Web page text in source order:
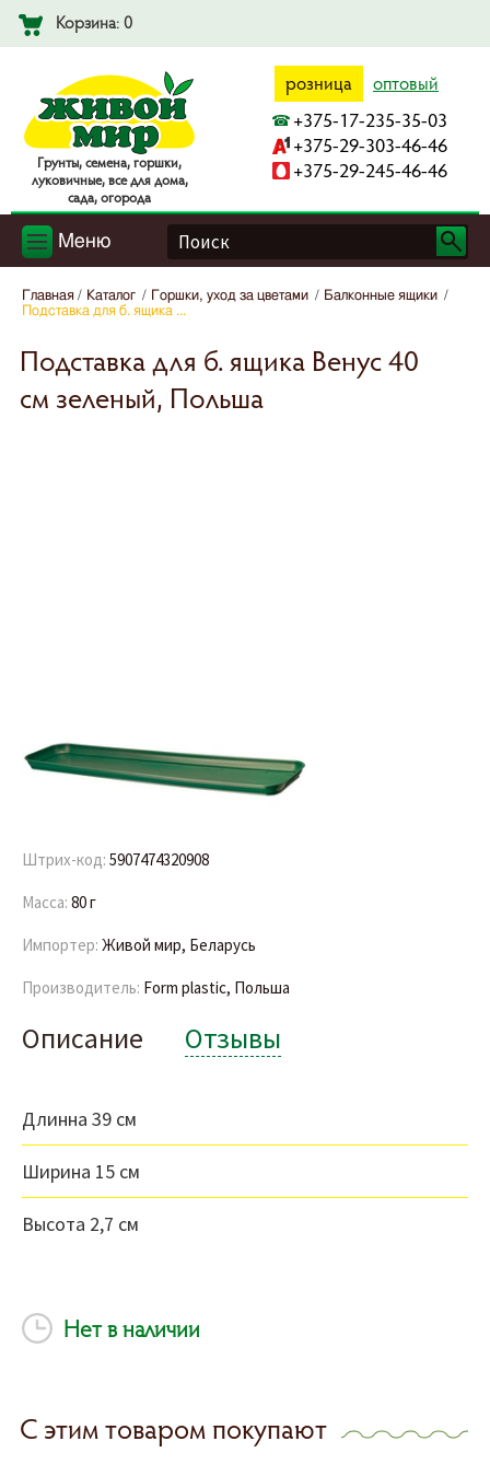
Корзина: 0
Гpyнты, ceмeнa, гopшки,
лyкoвичныe, вce для дoмa,
caдa, oгopoдa
розница оптовый
+375-17-235-35-03
+375-29-303-46-46
+375-29-245-46-46
Меню
Главная Каталог Горшки, уход за цветами
Балконные ящики
Подставка для б. ящика ...
Подставка для б. ящика Венус 40
см зеленый, Польша
Штрих-код: 5907474320908
Масса: 80 г
Импортер: Живой мир, Беларусь
Производитель: Form plastic, Польша
Описание Отзывы
Длинна 39 см
Ширина 15 см
Высота 2,7 см
Нет в наличии
С этим товаром покупают